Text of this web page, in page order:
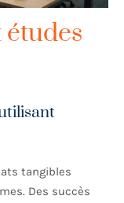
études
tangibles
Des succès